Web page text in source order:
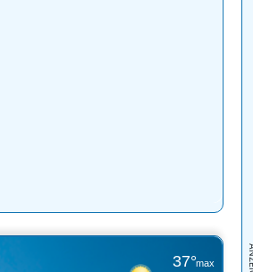
37°max